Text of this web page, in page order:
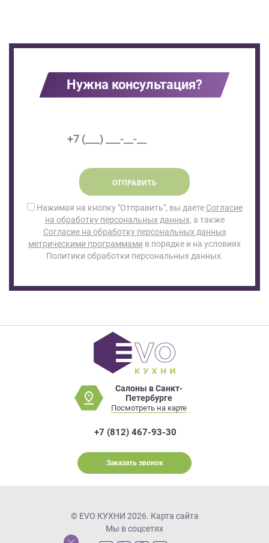
Нужна консультация?
ОТПРАВИТЬ
Нажимая на кнопку "Отправить", вы даете Согласие
на обработку персональных данных, а также
Согласие на обработку персональных данных
метрическими программами в порядке и на условиях
Политики обработки персональных данных.
Салоны в Санкт-
Петербурге
Посмотреть на карте
+7 (812) 467-93-30
Заказать звонок
© EVO КУХНИ 2026. Карта сайта
Мы в соцсетях